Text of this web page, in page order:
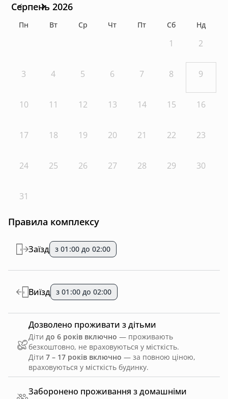
Серпень 2026
Пн Вт Ср Чт Пт Сб Нд
1 2
3 4 5 6 7 8 9
10 11 12 13 14 15 16
17 18 19 20 21 22 23
24 25 26 27 28 29 30
31
Правила комплексу
Заборонено проживання з домашніми
Заїзд з 01:00 до 02:00
Виїзд з 01:00 до 02:00
Дозволено проживати з дітьми
Діти до 6 років включно — проживають
безкоштовно, не враховуються у місткість.
Діти 7 – 17 років включно — за повною ціною,
враховуються у місткість будинку.